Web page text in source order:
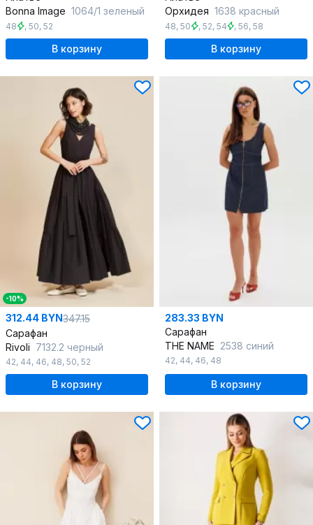
Bonna Image 1064/1 зеленый
48 , 50, 52
В корзину
Орхидея 1638 красный
48, 50 , 52, 54 , 56, 58
В корзину
-10%
312.44 BYN347.15
Сарафан
Rivoli 7132.2 черный
42, 44, 46, 48, 50, 52
В корзину
283.33 BYN
Сарафан
THE NAME 2538 синий
42, 44, 46, 48
В корзину